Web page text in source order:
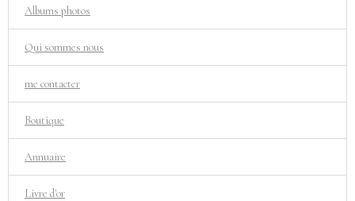
Albums photos
Qui sommes nous
me contacter
Boutique
Annuaire
Livre d'or